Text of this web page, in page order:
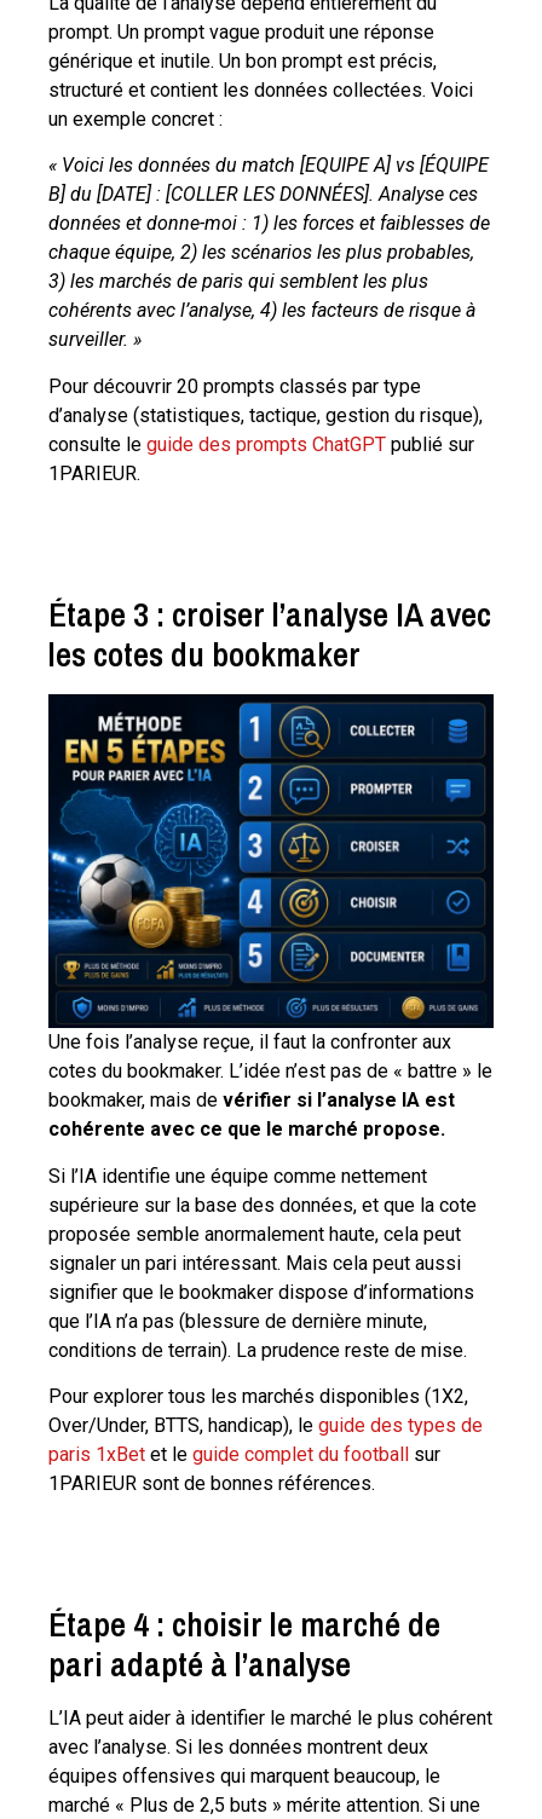
prompt. Un prompt vague produit une réponse
générique et inutile. Un bon prompt est précis,
structuré et contient les données collectées. Voici
un exemple concret :
« Voici les données du match [EQUIPE A] vs [ÉQUIPE
B] du [DATE] : [COLLER LES DONNÉES]. Analyse ces
données et donne-moi : 1) les forces et faiblesses de
chaque équipe, 2) les scénarios les plus probables,
3) les marchés de paris qui semblent les plus
cohérents avec l’analyse, 4) les facteurs de risque à
surveiller. »
Pour découvrir 20 prompts classés par type
d’analyse (statistiques, tactique, gestion du risque),
consulte le guide des prompts ChatGPT publié sur
1PARIEUR.
Étape 3 : croiser l’analyse IA avec
les cotes du bookmaker
Une fois l’analyse reçue, il faut la confronter aux
cotes du bookmaker. L’idée n’est pas de « battre » le
bookmaker, mais de vérifier si l’analyse IA est
cohérente avec ce que le marché propose.
Si l’IA identifie une équipe comme nettement
supérieure sur la base des données, et que la cote
proposée semble anormalement haute, cela peut
signaler un pari intéressant. Mais cela peut aussi
signifier que le bookmaker dispose d’informations
que l’IA n’a pas (blessure de dernière minute,
conditions de terrain). La prudence reste de mise.
Pour explorer tous les marchés disponibles (1X2,
Over/Under, BTTS, handicap), le guide des types de
paris 1xBet et le guide complet du football sur
1PARIEUR sont de bonnes références.
Étape 4 : choisir le marché de
pari adapté à l’analyse
L’IA peut aider à identifier le marché le plus cohérent
avec l’analyse. Si les données montrent deux
équipes offensives qui marquent beaucoup, le
marché « Plus de 2,5 buts » mérite attention. Si une